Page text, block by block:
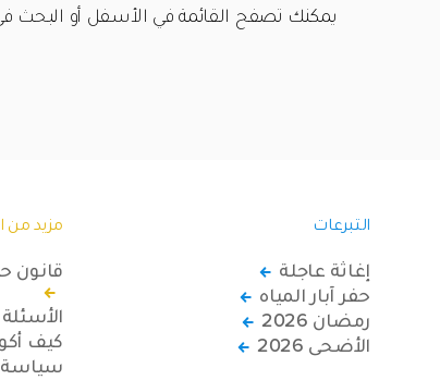
يمكنك تصفح القائمة في الأسفل أو البحث
التبرعات
إغاثة عاجلة
حفر آبار المياه
رمضان 2026
الأضحى 2026
مزيد من
قانون
كيف